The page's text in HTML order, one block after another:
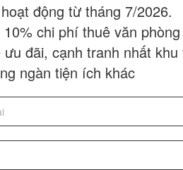
tâm thành phố.
thị trường.
làm việc tại một văn phòng làm việc
động từ tháng 7/2026.
chi phí thuê văn phòng
đãi, cạnh tranh nhất khu
ngàn tiện ích khác